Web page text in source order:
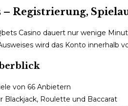
Registrierung,
Casino dauert nur wenige
wird das Konto innerhalb
von 66 Anbietern
Blackjack, Roulette und Baccarat